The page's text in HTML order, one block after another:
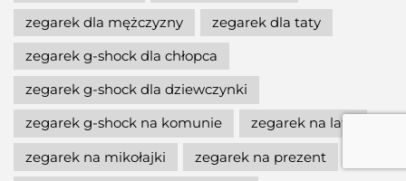
zegarek dla mężczyzny
zegarek dla taty
zegarek g-shock dla chłopca
zegarek g-shock dla dziewczynki
zegarek g-shock na komunie
zegarek na lato
zegarek na mikołajki
zegarek na prezent